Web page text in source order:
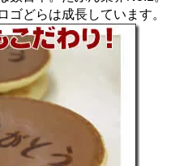
ゴどらは成長しています。